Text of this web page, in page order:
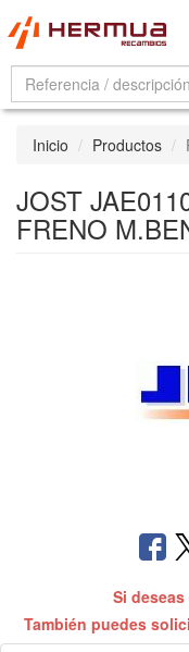
Inicio Productos
JOST
FRENO
Si
También puedes